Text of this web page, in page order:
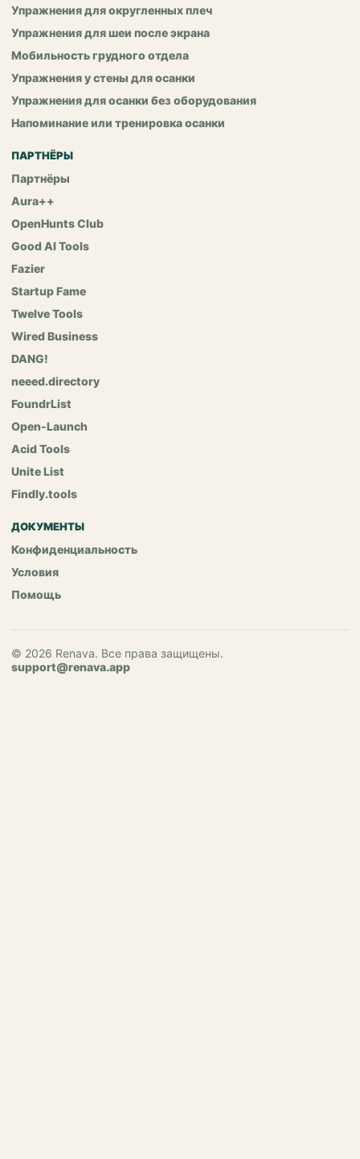
Упражнения для округленных плеч
Упражнения для шеи после экрана
Мобильность грудного отдела
Упражнения у стены для осанки
Упражнения для осанки без оборудования
Напоминание или тренировка осанки
ПАРТНЁРЫ
Партнёры
Aura++
OpenHunts Club
Good AI Tools
Fazier
Startup Fame
Twelve Tools
Wired Business
DANG!
neeed.directory
FoundrList
Open-Launch
Acid Tools
Unite List
Findly.tools
ДОКУМЕНТЫ
Конфиденциальность
Условия
Помощь
© 2026 Renava. Все права защищены.
support@renava.app